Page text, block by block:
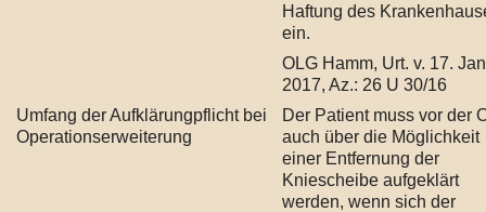
Haftung des
ein.
OLG Hamm, Urt. v. 17.
2017, Az.: 26 U 30/16
Umfang der Aufklärungpflicht bei
Operationserweiterung
Der Patient muss vor der
auch über die Möglichkeit
einer Entfernung der
Kniescheibe aufgeklärt
werden, wenn sich der